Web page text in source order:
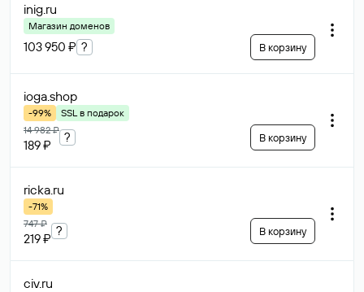
inig.ru
Магазин доменов
103 950 ₽ ? В корзину
ioga.shop
-99%
SSL в подарок
14 982 ₽
189 ₽
? В корзину
ricka.ru
-71%
747 ₽
219 ₽
? В корзину
civ.ru